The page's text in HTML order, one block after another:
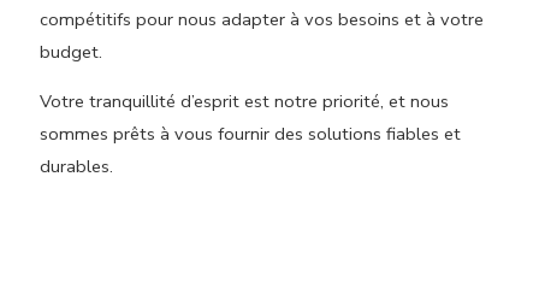
compétitifs pour nous adapter à vos besoins et à votre
budget.
Votre tranquillité d’esprit est notre priorité, et nous
sommes prêts à vous fournir des solutions fiables et
durables.